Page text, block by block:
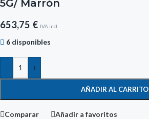
5G/ Marrón
653,75 € IVA incl.
6 disponibles
- +
AÑADIR AL CARRITO
Comparar Añadir a favoritos